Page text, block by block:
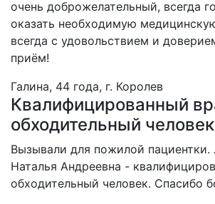
очень доброжелательный, всегда
оказать необходимую
всегда с удовольствием и
приём!
Галина, 44 года, г. Королев
Квалифицированный
обходительный человек
Вызывали для пожилой пациентки.
Наталья Андреевна -
обходительный человек. Спасибо